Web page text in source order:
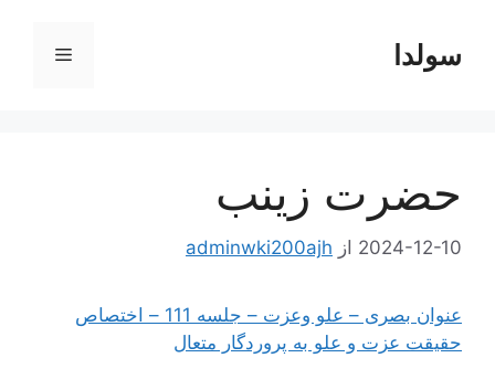
محتواسولدا فهرست
حضرت زینب
2024-12-10 از adminwki200ajh
عنوان بصری – علو وعزت – جلسه 111 – اختصاص
حقیقت عزت و علو به پروردگار متعال